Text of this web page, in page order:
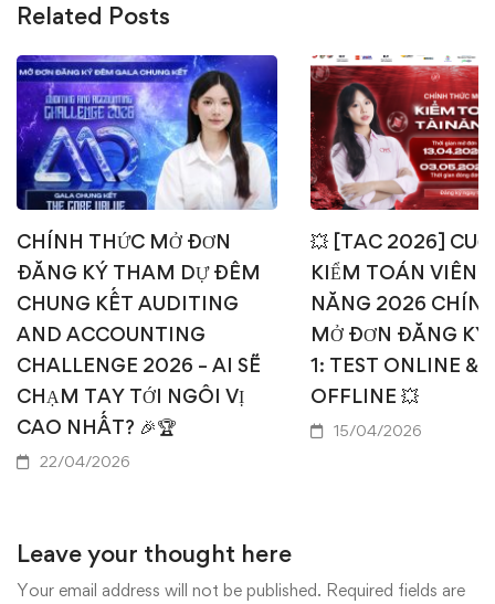
Related Posts
CHÍNH THỨC MỞ ĐƠN
ĐĂNG KÝ THAM DỰ ĐÊM
CHUNG KẾT AUDITING
AND ACCOUNTING
CHALLENGE 2026 – AI SẼ
CHẠM TAY TỚI NGÔI VỊ
CAO NHẤT? 🎉🏆
22/04/2026
💥 [TAC 2026]
KIỂM TOÁN VIÊN
NĂNG 2026
MỞ ĐƠN ĐĂNG KÝ
1: TEST ONLINE &
OFFLINE 💥
15/04/2026
Leave your thought here
Your email address will not be published. Required fields are